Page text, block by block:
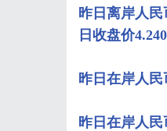
昨日离岸人
日收盘价
昨日在岸人
昨日在岸人